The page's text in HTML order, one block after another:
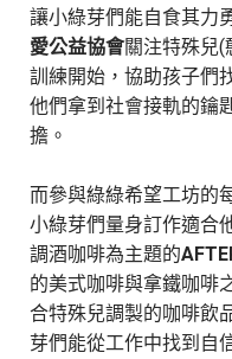
讓小綠芽們能自食其力
愛公益協會關注特殊兒(
訓練開始，協助孩子們
他們拿到社會接軌的鑰
擔。
而參與綠綠希望工坊的
小綠芽們量身訂作適合
調酒咖啡為主題的
的美式咖啡與拿鐵咖啡
合特殊兒調製的咖啡飲
芽們能從工作中找到自